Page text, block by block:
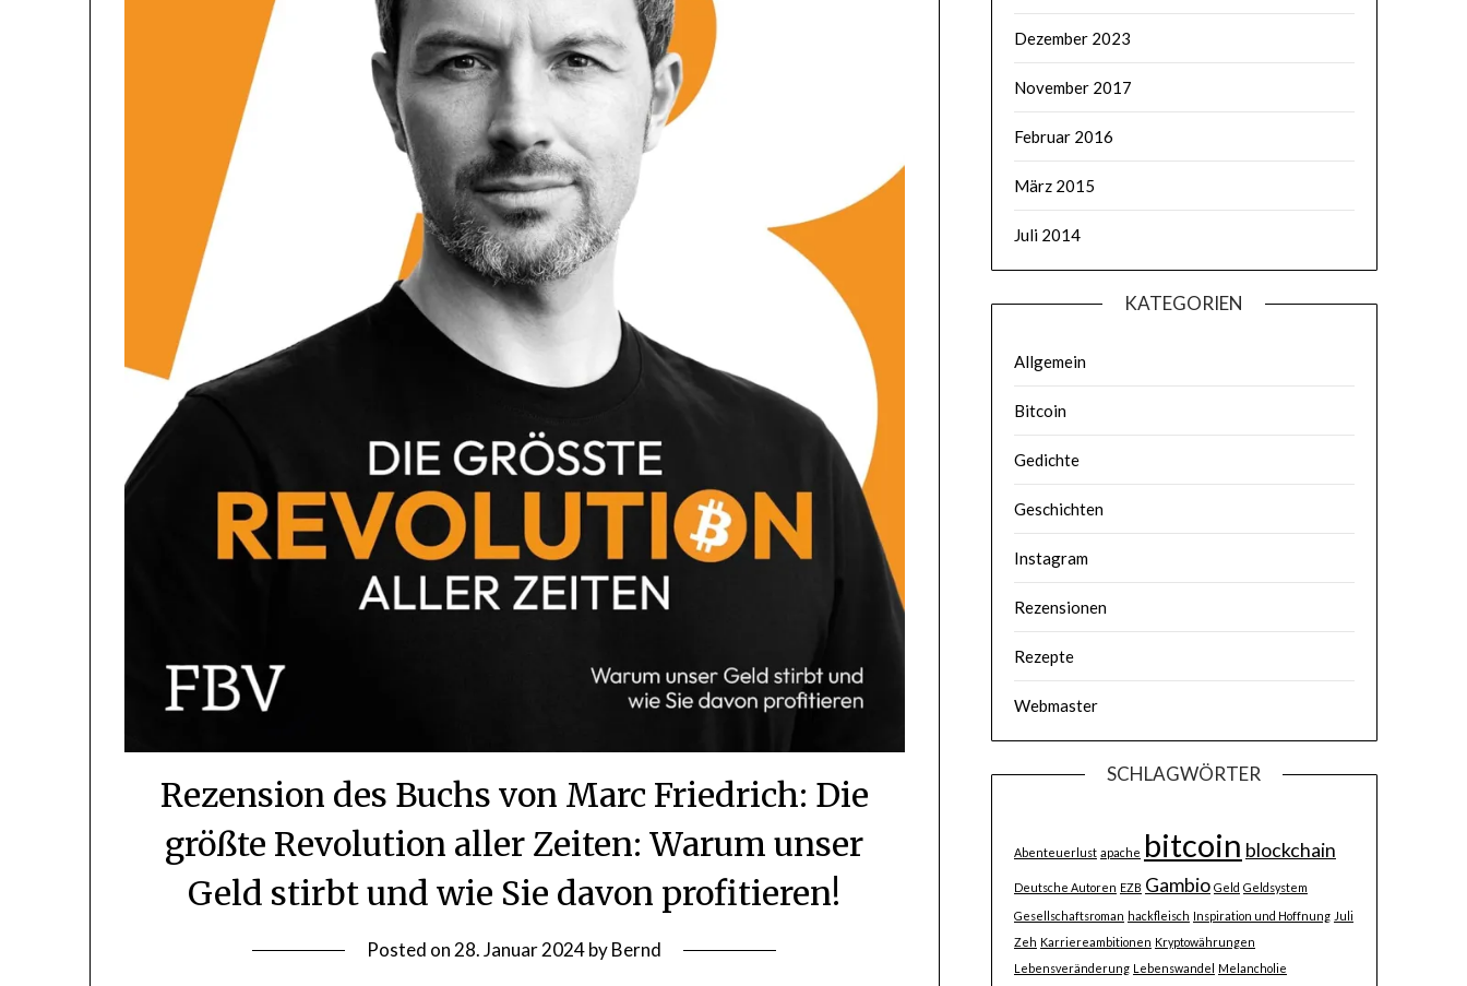
Rezension des Buchs von Marc Friedrich: Die
größte Revolution aller Zeiten: Warum unser
Geld stirbt und wie Sie davon profitieren!
Posted on28. Januar 2024byBernd
Dezember 2023
November 2017
Februar 2016
März 2015
Juli 2014
KATEGORIEN
Allgemein
Bitcoin
Gedichte
Geschichten
Instagram
Rezensionen
Rezepte
Webmaster
SCHLAGWÖRTER
Abenteuerlust apache bitcoin blockchain
Deutsche Autoren EZB Gambio Geld Geldsystem
Gesellschaftsroman hackfleisch Inspiration und Hoffnung Juli
Zeh Karriereambitionen Kryptowährungen
Lebensveränderung Lebenswandel Melancholie